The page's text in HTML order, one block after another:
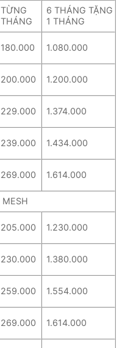
TỪNG
THÁNG
6 THÁNG TẶNG
1 THÁNG
180.000 1.080.000
200.000 1.200.000
229.000 1.374.000
239.000 1.434.000
269.000 1.614.000
MESH
205.000 1.230.000
230.000 1.380.000
259.000 1.554.000
269.000 1.614.000